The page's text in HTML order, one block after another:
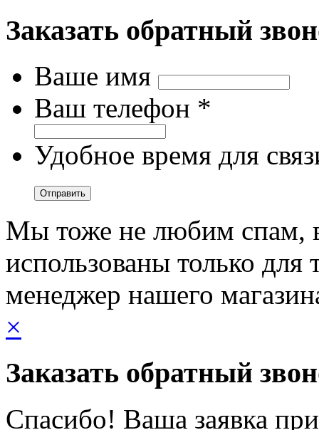
Заказать обратный
Ваше имя
Ваш телефон *
Удобное время для
Мы тоже не любим спам,
использованы только для
менеджер нашего
×
Заказать обратный
Спасибо! Ваша заявка